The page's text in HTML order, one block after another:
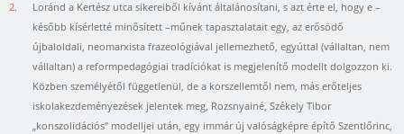
2.
Loránd a Kertész utca sikereiből kívánt általánosítani, s azt érte el, hogy e –
később kísérletté minősített –műnek tapasztalatait egy, az erősödő
újbaloldali, neomarxista frazeológiával jellemezhető, egyúttal (vállaltan, nem
vállaltan) a reformpedagógiai tradíciókat is megjelenítő modellt dolgozzon ki.
Közben személyétől függetlenül, de a korszellemtől nem, más erőteljes
iskolakezdeményezések jelentek meg, Rozsnyainé, Székely Tibor
„konszolidációs” modelljei után, egy immár új valóságképre építő Szentlőrinc,